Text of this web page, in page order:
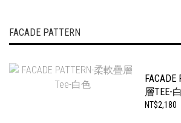
FACADE PATTERN
層TEE-
NT$2,180